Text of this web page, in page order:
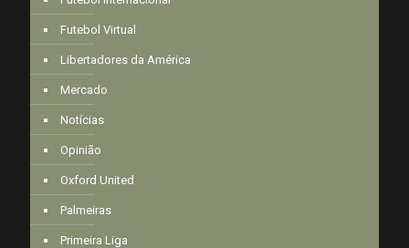
Futebol Virtual
Libertadores da América
Mercado
Notícias
Opinião
Oxford United
Palmeiras
Primeira Liga